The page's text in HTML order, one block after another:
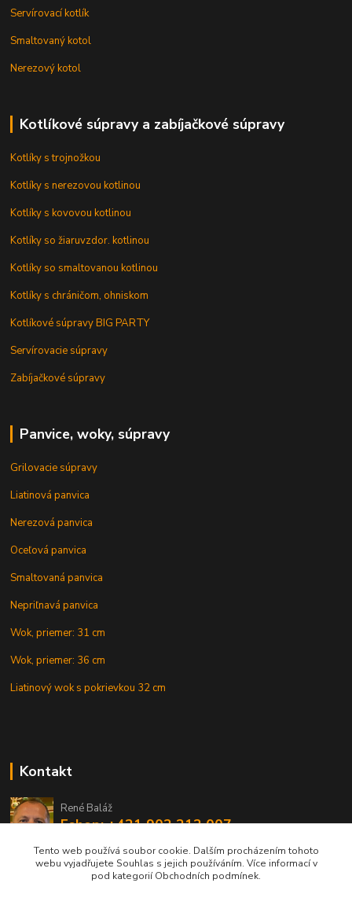
Servírovací kotlík
Smaltovaný kotol
Nerezový kotol
Kotlíkové súpravy a zabíjačkové súpravy
Kotlíky s trojnožkou
Kotlíky s nerezovou kotlinou
Kotlíky s kovovou kotlinou
Kotlíky so žiaruvzdor. kotlinou
Kotlíky so smaltovanou kotlinou
Kotlíky s chráničom, ohniskom
Kotlíkové súpravy BIG PARTY
Servírovacie súpravy
Zabíjačkové súpravy
Panvice, woky, súpravy
Grilovacie súpravy
Liatinová panvica
Nerezová panvica
Oceľová panvica
Smaltovaná panvica
Nepriľnavá panvica
Wok, priemer: 31 cm
Wok, priemer: 36 cm
Liatinový wok s pokrievkou 32 cm
Kontakt
René Baláž
Eshop: +421 902 212 007
info@kotlikyshop.sk
Tento web používá soubor cookie. Dalším procházením tohoto
webu vyjadřujete Souhlas s jejich používáním. Více informací v
pod kategorií Obchodních podmínek.